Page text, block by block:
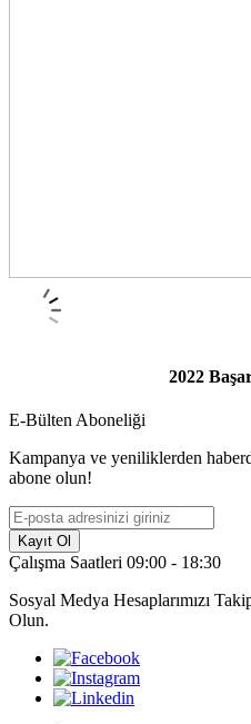
2022
E-Bülten Aboneliği
Kampanya ve yeniliklerden
abone olun!
Kayıt Ol
Çalışma Saatleri 09:00 - 18:30
Sosyal Medya Hesaplarımızı
Olun.